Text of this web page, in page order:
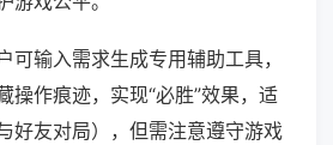
可输入需求生成专用辅助工具，
操作痕迹，实现“必胜”效果，适
好友对局），但需注意遵守游戏